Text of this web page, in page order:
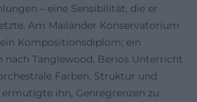
– eine Sensibilität, die er
Am Mailänder Konservatorium
Kompositionsdiplom; ein
Tanglewood. Berios Unterricht
Farben, Struktur und
ihn, Genregrenzen zu